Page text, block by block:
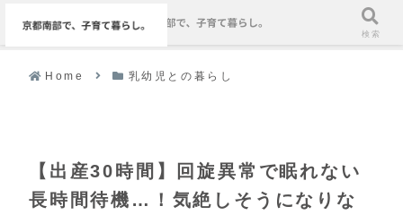
Home 乳幼児との暮らし
【出産30時間】回旋異常で眠れない
長時間待機…！気絶しそうになりな
メニュー 検索